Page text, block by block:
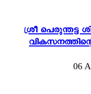
ശ്രീ
06